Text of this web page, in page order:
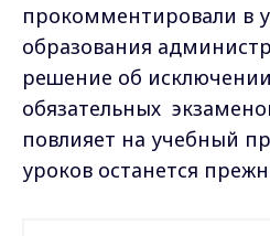
прокомментировали в
образования
решение об
обязательных
повлияет на учебный
уроков останется